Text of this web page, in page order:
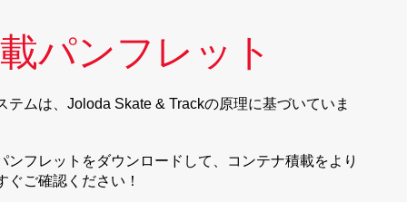
パンフレット
ムは、Joloda Skate & Trackの原理に基づいていま
ンフレットをダウンロードして、コンテナ積載をより
ご確認ください！